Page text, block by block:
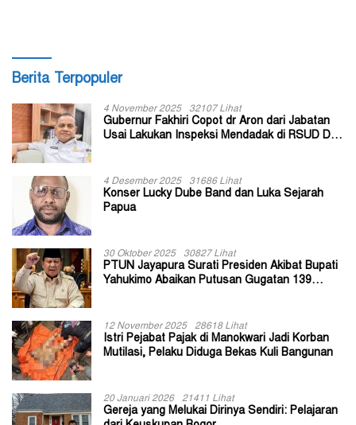
Berita Terpopuler
4 November 2025 32107 Lihat
Gubernur Fakhiri Copot dr Aron dari Jabatan
Usai Lakukan Inspeksi Mendadak di RSUD Dok
4 Desember 2025 31686 Lihat
Konser Lucky Dube Band dan Luka Sejarah
Papua
30 Oktober 2025 30827 Lihat
PTUN Jayapura Surati Presiden Akibat Bupati
Yahukimo Abaikan Putusan Gugatan 139
12 November 2025 28618 Lihat
Istri Pejabat Pajak di Manokwari Jadi Korban
Mutilasi, Pelaku Diduga Bekas Kuli Bangunan
20 Januari 2026 21411 Lihat
Gereja yang Melukai Dirinya Sendiri: Pelajaran